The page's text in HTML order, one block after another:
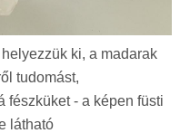
ki, a madarak
tudomást,
fészküket - a képen füsti
látható